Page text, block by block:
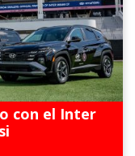
con el Inter